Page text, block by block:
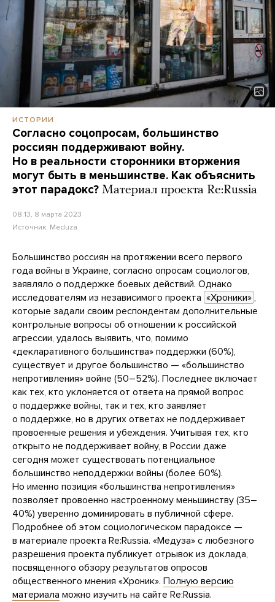
ИСТОРИИ
Согласно соцопросам, большинство
россиян поддерживают войну.
Но в реальности сторонники вторжения
могут быть в меньшинстве. Как объяснить
этот парадокс? Материал проекта Re:Russia
08:13, 8 марта 2023
Источник: Meduza
Большинство россиян на протяжении всего первого
года войны в Украине, согласно опросам социологов,
заявляло о поддержке боевых действий. Однако
исследователям из независимого проекта «Хроники» ,
которые задали своим респондентам дополнительные
контрольные вопросы об отношении к российской
агрессии, удалось выявить, что, помимо
«декларативного большинства» поддержки (60%),
существует и другое большинство — «большинство
непротивления» войне (50–52%). Последнее включает
как тех, кто уклоняется от ответа на прямой вопрос
о поддержке войны, так и тех, кто заявляет
о поддержке, но в других ответах не поддерживает
провоенные решения и убеждения. Учитывая тех, кто
открыто не поддерживает войну, в России даже
сегодня может существовать потенциальное
большинство неподдержки войны (более 60%).
Но именно позиция «большинства непротивления»
позволяет провоенно настроенному меньшинству (35–
40%) уверенно доминировать в публичной сфере.
Подробнее об этом социологическом парадоксе —
в материале проекта Re:Russia. «Медуза» с любезного
разрешения проекта публикует отрывок из доклада,
посвященного обзору результатов опросов
общественного мнения «Хроник». Полную версию
материала можно изучить на сайте Re:Russia.